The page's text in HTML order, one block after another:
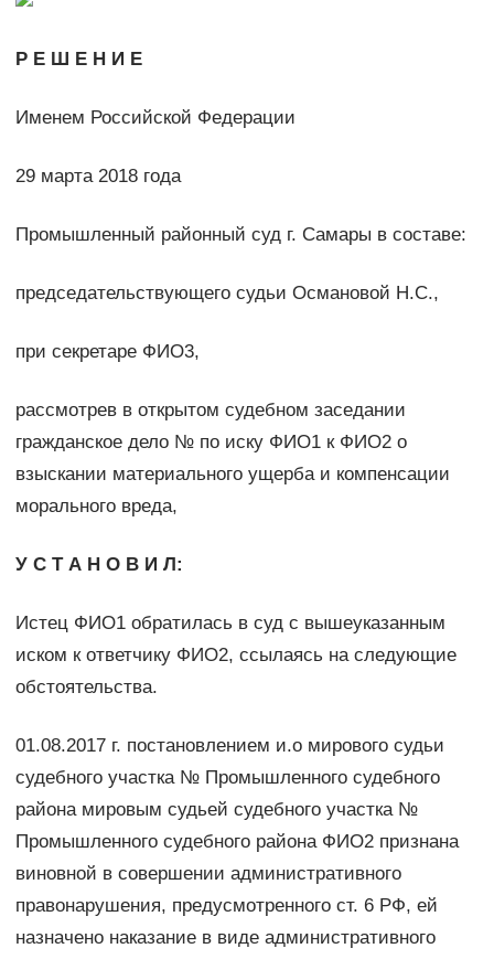
Р Е Ш Е Н И Е
Именем Российской Федерации
29 марта 2018 года
Промышленный районный суд г. Самары в составе:
председательствующего судьи Османовой Н.С.,
при секретаре ФИО3,
рассмотрев в открытом судебном заседании
гражданское дело № по иску ФИО1 к ФИО2 о
взыскании материального ущерба и компенсации
морального вреда,
У С Т А Н О В И Л:
Истец ФИО1 обратилась в суд с вышеуказанным
иском к ответчику ФИО2, ссылаясь на следующие
обстоятельства.
01.08.2017 г. постановлением и.о мирового судьи
судебного участка № Промышленного судебного
района мировым судьей судебного участка №
Промышленного судебного района ФИО2 признана
виновной в совершении административного
правонарушения, предусмотренного ст. 6 РФ, ей
назначено наказание в виде административного